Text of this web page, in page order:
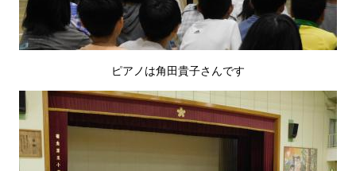
ピアノは角田貴子さんです